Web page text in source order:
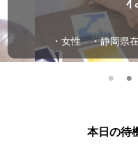
・女性 ・静岡県
本日の待